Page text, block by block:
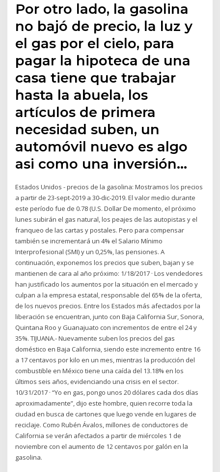
Por otro lado, la gasolina
no bajó de precio, la luz y
el gas por el cielo, para
pagar la hipoteca de una
casa tiene que trabajar
hasta la abuela, los
artículos de primera
necesidad suben, un
automóvil nuevo es algo
asi como una inversión…
Estados Unidos - precios de la gasolina: Mostramos los precios
a partir de 23-sept-2019 a 30-dic-2019. El valor medio durante
este período fue de 0.78 (U.S. Dollar De momento, el próximo
lunes subirán el gas natural, los peajes de las autopistas y el
franqueo de las cartas y postales. Pero para compensar
también se incrementará un 4% el Salario Mínimo
Interprofesional (SMI) y un 0,25%, las pensiones. A
continuación, exponemos los precios que suben, bajan y se
mantienen de cara al año próximo: 1/18/2017 · Los vendedores
han justificado los aumentos por la situación en el mercado y
culpan a la empresa estatal, responsable del 65% de la oferta,
de los nuevos precios. Entre los Estados más afectados por la
liberación se encuentran, junto con Baja California Sur, Sonora,
Quintana Roo y Guanajuato con incrementos de entre el 24 y
35%. TIJUANA.- Nuevamente suben los precios del gas
doméstico en Baja California, siendo este incremento entre 16
a 17 centavos por kilo en un mes, mientras la producción del
combustible en México tiene una caída del 13.18% en los
últimos seis años, evidenciando una crisis en el sector.
10/31/2017 · “Yo en gas, pongo unos 20 dólares cada dos días
aproximadamente”, dijo este hombre, quien recorre toda la
ciudad en busca de cartones que luego vende en lugares de
reciclaje. Como Rubén Ávalos, millones de conductores de
California se verán afectados a partir de miércoles 1 de
noviembre con el aumento de 12 centavos por galón en la
gasolina.